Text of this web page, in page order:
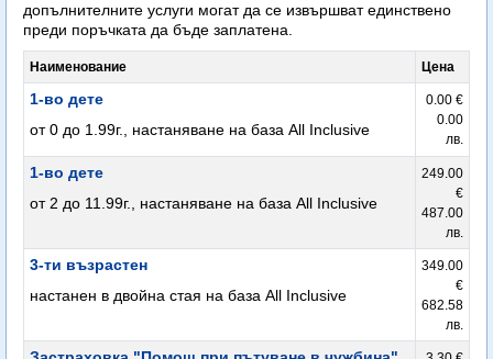
допълнителните услуги могат да се извършват единствено
преди поръчката да бъде заплатена.
Наименование Цена
1-во дете
от 0 до 1.99г., настаняване на база All Inclusive
0.00 €
0.00
лв.
1-во дете
от 2 до 11.99г., настаняване на база All Inclusive
249.00
€
487.00
лв.
3-ти възрастен
настанен в двойна стая на база All Inclusive
349.00
€
682.58
лв.